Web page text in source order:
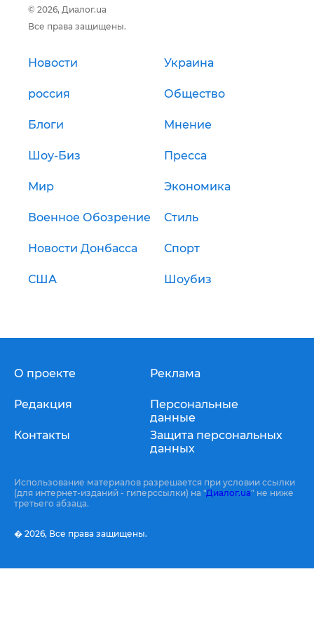
© 2026, Диалог.ua
Все права защищены.
Новости Украина
россия Общество
Блоги Мнение
Шоу-Биз Пресса
Мир Экономика
Военное Обозрение Стиль
Новости Донбасса Спорт
США Шоубиз
О проекте
Редакция
Контакты
Реклама
Персональные
данные
Защита персональных
данных
Использование материалов разрешается при условии ссылки
(для интернет-изданий - гиперссылки) на "Диалог.ua" не ниже
третьего абзаца.
� 2026, Все права защищены.